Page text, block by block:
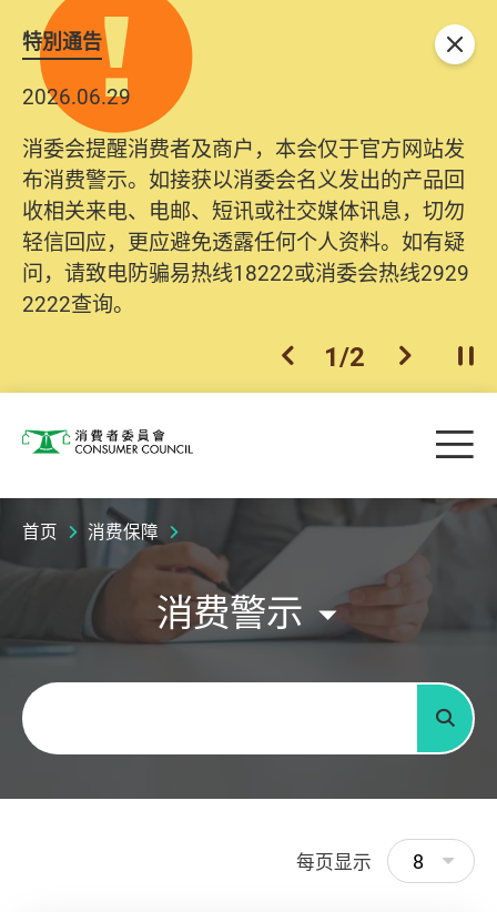
特別通告
2026.06.29
消委会提醒消费者及商户，本会仅于官方网站发
布消费警示。如接获以消委会名义发出的产品回
收相关来电、电邮、短讯或社交媒体讯息，切勿
轻信回应，更应避免透露任何个人资料。如有疑
问，请致电防骗易热线18222或消委会热线2929
2222查询。
上一个
1/2 下一个开
关闭
消费者委员会 目
首页 消费保障
消费警示
关键字
搜寻
每页显示 8